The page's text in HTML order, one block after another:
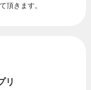
頂きます。
リ